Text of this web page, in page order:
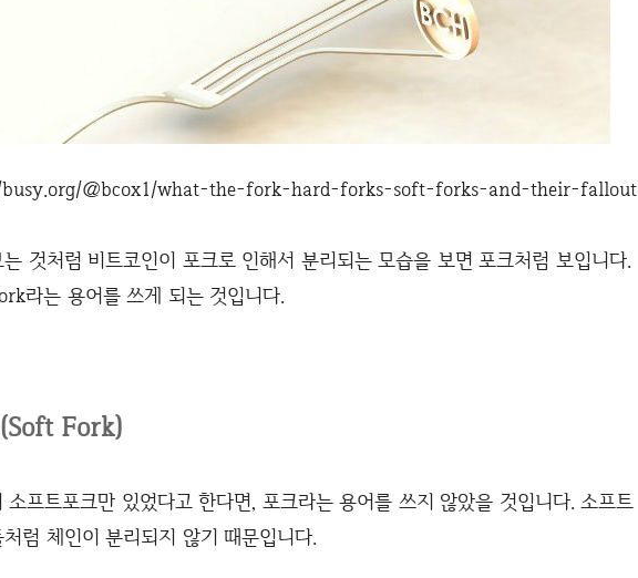
busy.org/@bcox1/what-the-fork-hard-forks-soft-forks-and-their-fallout
것처럼 비트코인이 포크로 인해서 분리되는 모습을 보면 포크처럼 보입니다.
라는 용어를 쓰게 되는 것입니다.
Fork)
소프트포크만 있었다고 한다면, 포크라는 용어를 쓰지 않았을 것입니다. 소프트
럼 체인이 분리되지 않기 때문입니다.